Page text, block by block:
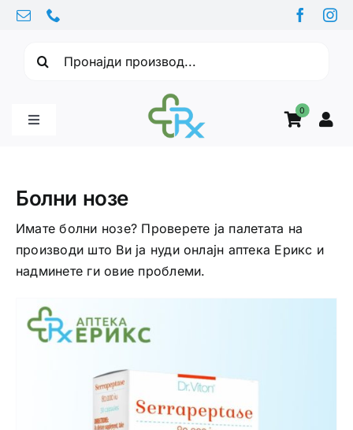
Skip
content
0
Toggle
Витамини
Здравје
Здравствени проблеми
Интимно здравје
Болни нозе
Имате болни нозе? Проверете ја палетата на
производи што Ви ја нуди онлајн аптека Ерикс и
надминете ги овие проблеми.